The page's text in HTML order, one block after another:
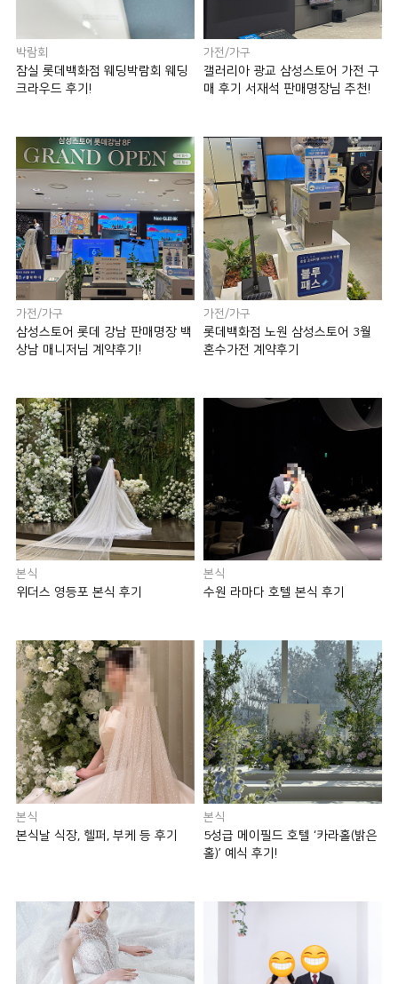
박람회
잠실 롯데백화점 웨딩박람회 웨딩
크라우드 후기!
가전/가구
갤러리아 광교 삼성스토어 가전 구
매 후기 서재석 판매명장님 추천!
가전/가구
삼성스토어 롯데 강남 판매명장 백
상남 매니저님 계약후기!
가전/가구
롯데백화점 노원 삼성스토어 3월
혼수가전 계약후기
본식
위더스 영등포 본식 후기
본식
수원 라마다 호텔 본식 후기
본식
본식날 식장, 헬퍼, 부케 등 후기
본식
5성급 메이필드 호텔 ‘카라홀(밝은
홀)’ 예식 후기!